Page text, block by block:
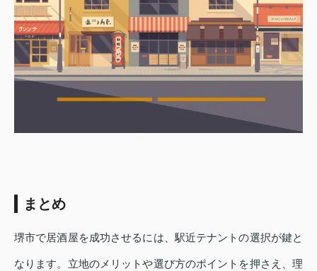
まとめ
堺市で居酒屋を成功させるには、駅近テナントの選択が鍵と
なります。立地のメリットや選び方のポイントを押さえ、理